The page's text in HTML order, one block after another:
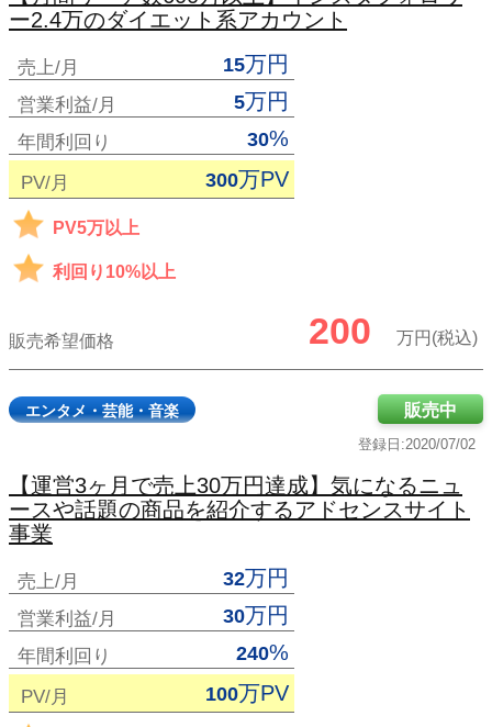
ー2.4万のダイエット系アカウント
売上/月 15万円
営業利益/月 5万円
年間利回り 30%
PV/月 300万PV
PV5万以上
利回り10%以上
販売希望価格 200 万円(税込)
エンタメ・芸能・音楽
登録日:2020/07/02
販売中
【運営3ヶ月で売上30万円達成】気になるニュ
ースや話題の商品を紹介するアドセンスサイト
事業
売上/月 32万円
営業利益/月 30万円
年間利回り 240%
PV/月 100万PV